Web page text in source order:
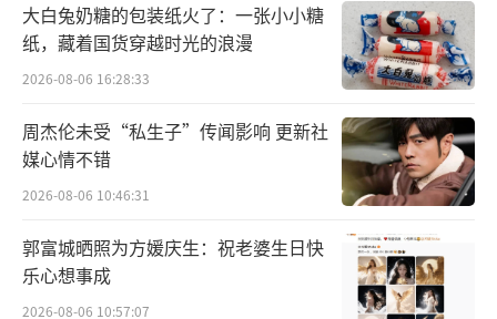
回顾自己的音乐生涯，从出道至今他的心
态上其实发生了很多改变。从一开始新奇探
索，到热情的全力以赴，再到反抗规则定义，
如今逐渐回归平常心的刘炫廷，意识到自己需
要找到新的突破口，才能找回最初的那个自
发现这并不适合自己，只是想要好好的做音
乐，去放下那些所谓的杂念，最后选择了保
大白兔奶糖的包装纸火了：一张小小糖
纸，藏着国货穿越时光的浪漫
2026-08-06 16:28:33
周杰伦未受“私生子”传闻影响 更新社
媒心情不错
2026-08-06 10:46:31
郭富城晒照为方媛庆生：祝老婆生日快
乐心想事成
2026-08-06 10:57:07